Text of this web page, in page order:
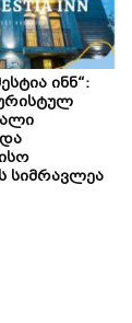
ინნ“:
სიმრავლეა